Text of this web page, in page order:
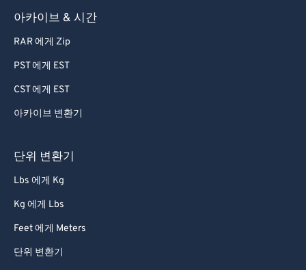
아카이브 & 시간
RAR 에게 Zip
PST 에게 EST
CST 에게 EST
아카이브 변환기
단위 변환기
Lbs 에게 Kg
Kg 에게 Lbs
Feet 에게 Meters
단위 변환기